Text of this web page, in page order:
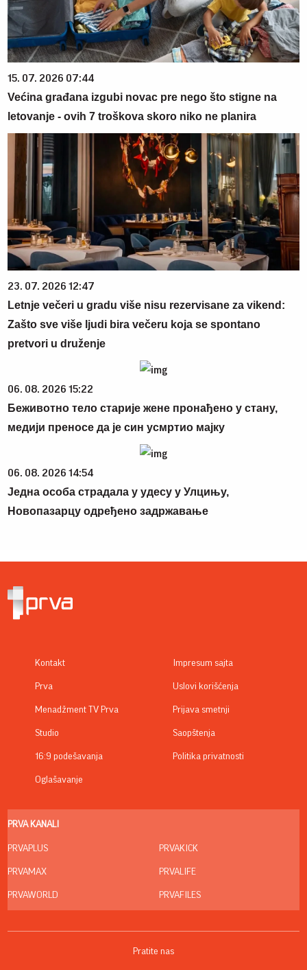
15. 07. 2026 07:44
Većina građana izgubi novac pre nego što stigne na
letovanje - ovih 7 troškova skoro niko ne planira
23. 07. 2026 12:47
Letnje večeri u gradu više nisu rezervisane za vikend:
Zašto sve više ljudi bira večeru koja se spontano
pretvori u druženje
06. 08. 2026 15:22
Беживотно тело старије жене пронађено у стану,
медији преносе да је син усмртио мајку
06. 08. 2026 14:54
Једна особа страдала у удесу у Улцињу,
Новопазарцу одређено задржавање
Kontakt
Prva
Menadžment TV Prva
Studio
16:9 podešavanja
Oglašavanje
Impresum sajta
Uslovi korišćenja
Prijava smetnji
Saopštenja
Politika privatnosti
PRVA KANALI
PRVAPLUS
PRVAMAX
PRVAWORLD
PRVAKICK
PRVALIFE
PRVAFILES
Pratite nas